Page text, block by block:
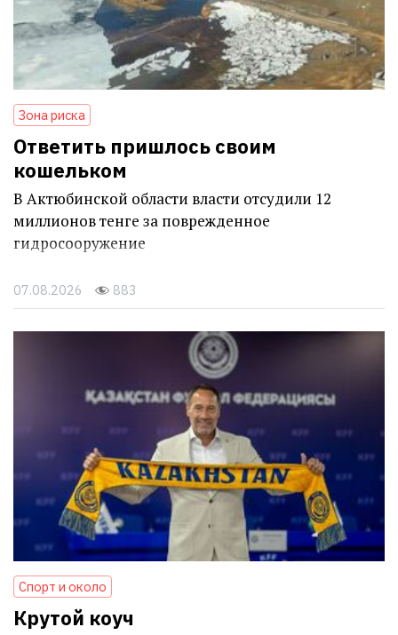
Зона риска
Ответить пришлось своим
кошельком
В Актюбинской области власти отсудили 12
миллионов тенге за поврежденное
гидросооружение
07.08.2026 883
Спорт и около
Крутой коуч